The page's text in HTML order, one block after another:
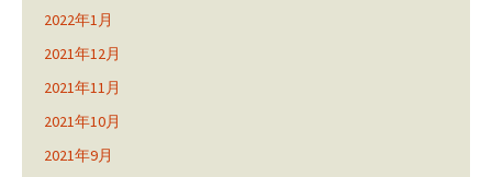
2022年1月
2021年12月
2021年11月
2021年10月
2021年9月